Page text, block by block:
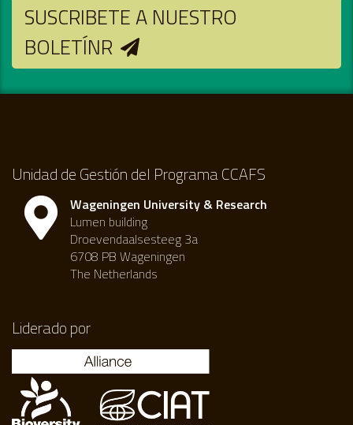
SUSCRIBETE A NUESTRO
BOLETÍNR
Unidad de Gestión del Programa CCAFS
Wageningen University & Research
Lumen building
Droevendaalsesteeg 3a
6708 PB Wageningen
The Netherlands
Liderado por